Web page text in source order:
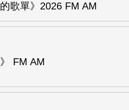
歌單》2026 FM AM
FM AM